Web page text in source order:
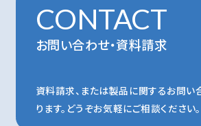
CONTACT
お問い合わせ・資料請求
資料請求、または製品に関するお問い
ります。 どうぞお気軽にご相談ください。